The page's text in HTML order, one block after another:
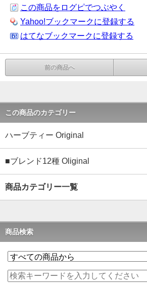
この商品をログピでつぶやく
Yahoo!ブックマークに登録する
はてなブックマークに登録する
前の商品へ
この商品のカテゴリー
ハーブティー Original
■ブレンド12種 Oliginal
商品カテゴリー一覧
商品検索